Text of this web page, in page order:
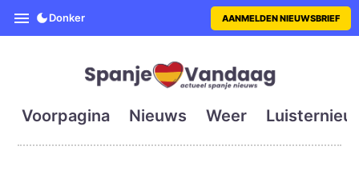
SpanjeVandaag is de eerste
Donker AANMELDEN NIEUWSBRIEF
Voorpagina Nieuws Weer